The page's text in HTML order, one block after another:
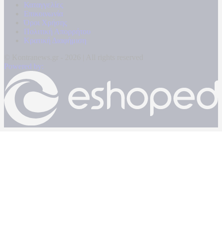
Καταγγελίες
Επικοινωνία
Όροι Χρήσης
Πολιτική Απορρήτου
Κρατική Διαφήμιση
Powered by: